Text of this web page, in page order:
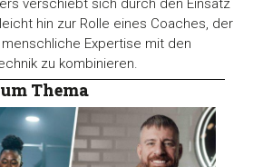
verschiebt sich durch den Einsatz
hin zur Rolle eines Coaches, der
Expertise mit den
zu kombinieren.
Thema